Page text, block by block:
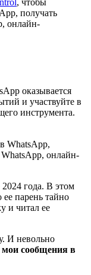
получать
онлайн-
оказывается
и участвуйте в
инструмента.
WhatsApp,
онлайн-
года. В этом
ее парень тайно
и читал ее
И невольно
мои сообщения в